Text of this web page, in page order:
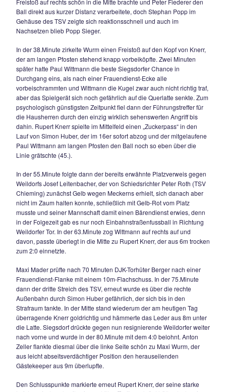
Nach dem Schlusspfiff gab es dennoch einen Sieger und
die Zuschauer, die voll auf ihre Kosten kamen.
06.04.2010
TSV SIEGSDORF TRITT ETWAS AUF DER
Geiger-Elf trifft zweimal und muss sich
einem Punkt zufrieden geben.
Im Nachholspiel der Kreisklasse IV trennten sich am
Teams wirkten nur 48 Stunden nach den Samstagsspielen
so regierte mehr Kampf als Spielkultur. Gefährliche
auf beiden Seiten Mangelware.
Die Begegnung plätscherte in der Anfangsviertelstunde vor
ehe sich die Heimelf in der 17.Minute selbst ein Osterei ins
Eine Gästeecke von links durch Michael Kania kam flach
Unglückskette, indem er ins eigene Netz zum 0:1
Hausherren versuchten zwar in der Folgezeit offensiv zu
doch Thomas Scheck & Co. Verzettelten sich immer wieder
gestaffelten Abwehrreihe der Gäste.
Die einzige Torchance für den TSV in den ersten 45
Maxi Wurm, dessen Fernschuß aus 17m in der 35.Minute
rechten Pfosten vorbeistreifte. Die Geiger-Elf kam aber nun
entschlossener und aggressiver aus der Kabine und
nun mehr Gelegenheiten.